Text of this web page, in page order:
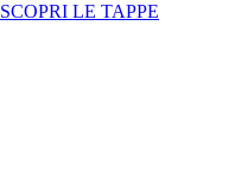
SCOPRI LE TAPPE